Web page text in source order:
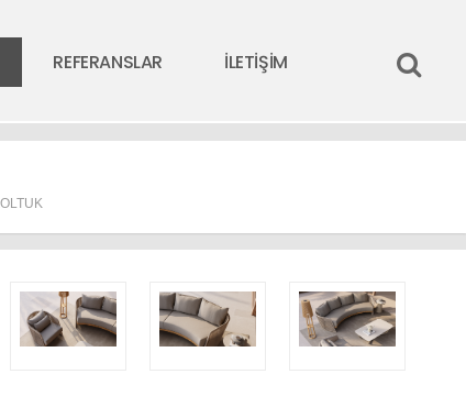
REFERANSLAR İLETİŞİM